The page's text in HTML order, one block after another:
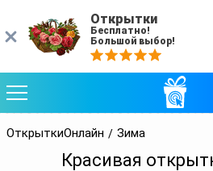
ОткрыткиОнлайн Зима
Красивая
Открытки
Бесплатно!
Большой выбор!